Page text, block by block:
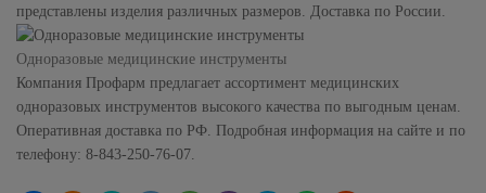
представлены изделия различных размеров. Доставка по России.
Одноразовые медицинские инструменты
Компания Профарм предлагает ассортимент медицинских
одноразовых инструментов высокого качества по выгодным ценам.
Оперативная доставка по РФ. Подробная информация на сайте и по
телефону: 8-843-250-76-07.